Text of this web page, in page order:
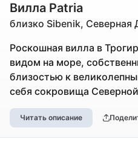
Вилла Patria
близко Sibenik, Северная
Роскошная вилла в
видом на море,
близостью к
себя сокровища
Читать описание